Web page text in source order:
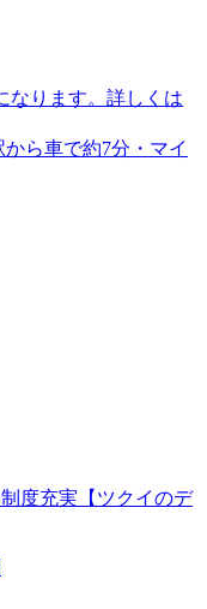
ります。詳しくは
から車で約7分・マイ
度充実【ツクイのデ